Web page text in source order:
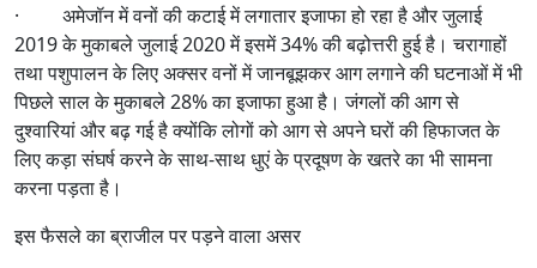
· अमेजॉन में वनों की कटाई में लगातार इजाफा हो रहा है और जुलाई
2019 के मुकाबले जुलाई 2020 में इसमें 34% की बढ़ोत्तरी हुई है। चरागाहों
तथा पशुपालन के लिए अक्सर वनों में जानबूझकर आग लगाने की घटनाओं में भी
पिछले साल के मुकाबले 28% का इजाफा हुआ है। जंगलों की आग से
दुश्वारियां और बढ़ गई है क्योंकि लोगों को आग से अपने घरों की हिफाजत के
लिए कड़ा संघर्ष करने के साथ-साथ धुएं के प्रदूषण के खतरे का भी सामना
करना पड़ता है।
इस फैसले का ब्राजील पर पड़ने वाला असर